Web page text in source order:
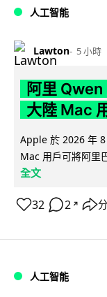
人工智能
Lawton 5 小時
阿里
大陸 Mac
Apple 於 2026 年
Mac 用戶可將阿里
全文
32 2 ↗
人工智能